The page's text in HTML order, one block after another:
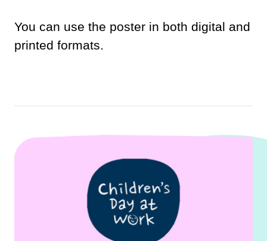
You can use the poster in both digital and
printed formats.